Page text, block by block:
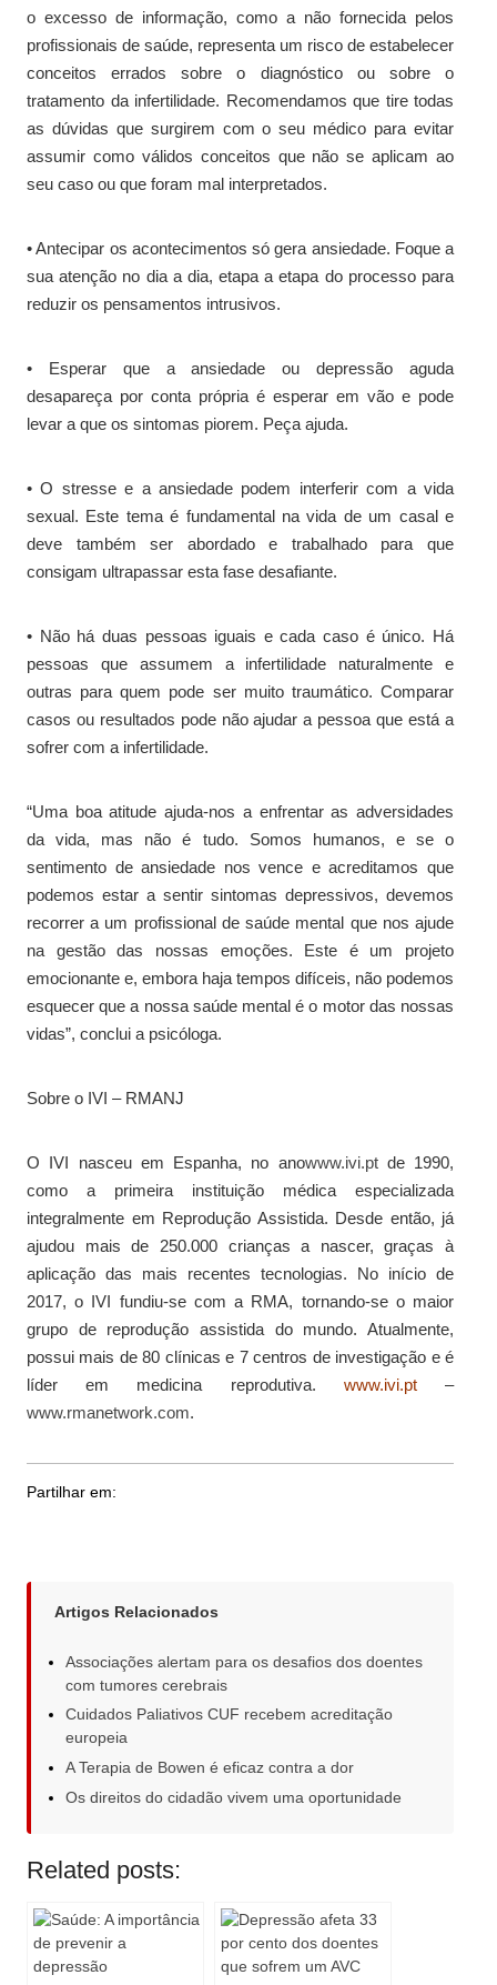
o excesso de informação, como a não fornecida pelos
profissionais de saúde, representa um risco de estabelecer
conceitos errados sobre o diagnóstico ou sobre o
tratamento da infertilidade. Recomendamos que tire todas
as dúvidas que surgirem com o seu médico para evitar
assumir como válidos conceitos que não se aplicam ao
seu caso ou que foram mal interpretados.
• Antecipar os acontecimentos só gera ansiedade. Foque a
sua atenção no dia a dia, etapa a etapa do processo para
reduzir os pensamentos intrusivos.
• Esperar que a ansiedade ou depressão aguda
desapareça por conta própria é esperar em vão e pode
levar a que os sintomas piorem. Peça ajuda.
• O stresse e a ansiedade podem interferir com a vida
sexual. Este tema é fundamental na vida de um casal e
deve também ser abordado e trabalhado para que
consigam ultrapassar esta fase desafiante.
• Não há duas pessoas iguais e cada caso é único. Há
pessoas que assumem a infertilidade naturalmente e
outras para quem pode ser muito traumático. Comparar
casos ou resultados pode não ajudar a pessoa que está a
sofrer com a infertilidade.
“Uma boa atitude ajuda-nos a enfrentar as adversidades
da vida, mas não é tudo. Somos humanos, e se o
sentimento de ansiedade nos vence e acreditamos que
podemos estar a sentir sintomas depressivos, devemos
recorrer a um profissional de saúde mental que nos ajude
na gestão das nossas emoções. Este é um projeto
emocionante e, embora haja tempos difíceis, não podemos
esquecer que a nossa saúde mental é o motor das nossas
vidas”, conclui a psicóloga.
Sobre o IVI – RMANJ
O IVI nasceu em Espanha, no anowww.ivi.ptde 1990,
como a primeira instituição médica especializada
integralmente em Reprodução Assistida. Desde então, já
ajudou mais de 250.000 crianças a nascer, graças à
aplicação das mais recentes tecnologias. No início de
2017, o IVI fundiu-se com a RMA, tornando-se o maior
grupo de reprodução assistida do mundo. Atualmente,
possui mais de 80 clínicas e 7 centros de investigação e é
líder em medicina reprodutiva. www.ivi.pt–
www.rmanetwork.com.
Partilhar em:
Artigos Relacionados
Associações alertam para os desafios dos doentes
com tumores cerebrais
Cuidados Paliativos CUF recebem acreditação
europeia
A Terapia de Bowen é eficaz contra a dor
Os direitos do cidadão vivem uma oportunidade
Related posts: